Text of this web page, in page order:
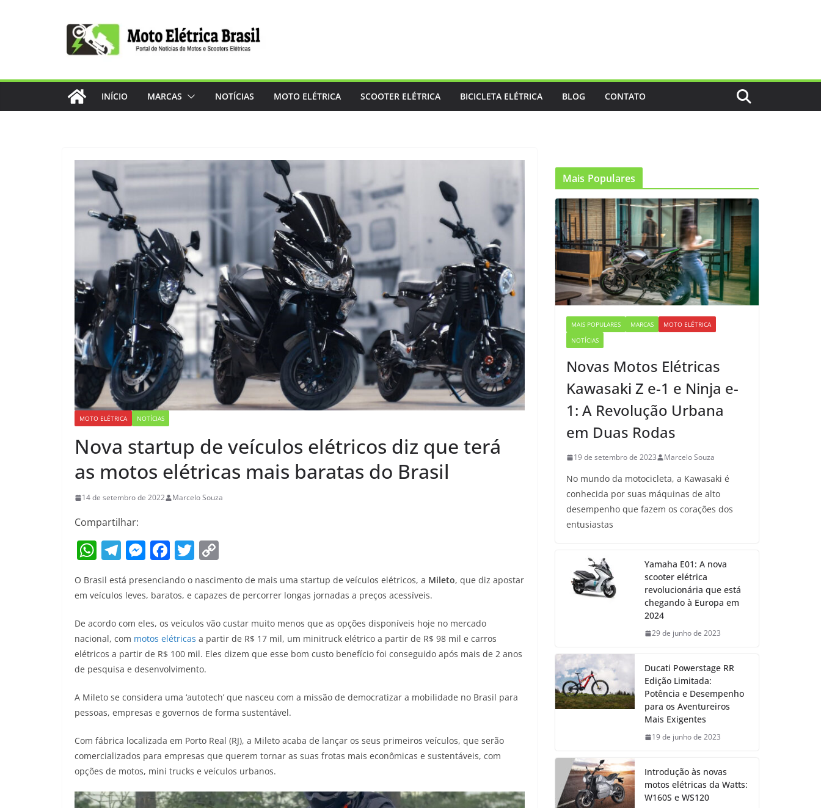
INÍCIO MARCAS NOTÍCIAS MOTO ELÉTRICA SCOOTER ELÉTRICA BICICLETA ELÉTRICA BLOG CONTATO
MOTO ELÉTRICA NOTÍCIAS
Nova startup de veículos elétricos diz que terá
as motos elétricas mais baratas do Brasil
14 de setembro de 2022 Marcelo Souza
Compartilhar:
W
h
at
A
p
p
T
el
e
a
m
M
ss
n
g
er
F
a
c
b
o
o
T
itt
er
p
Li
n
O Brasil está presenciando o nascimento de mais uma startup de veículos elétricos, a Mileto, que diz apostar
em veículos leves, baratos, e capazes de percorrer longas jornadas a preços acessíveis.
De acordo com eles, os veículos vão custar muito menos que as opções disponíveis hoje no mercado
nacional, com motos elétricas a partir de R$ 17 mil, um minitruck elétrico a partir de R$ 98 mil e carros
elétricos a partir de R$ 100 mil. Eles dizem que esse bom custo benefício foi conseguido após mais de 2 anos
de pesquisa e desenvolvimento.
A Mileto se considera uma ‘autotech’ que nasceu com a missão de democratizar a mobilidade no Brasil para
pessoas, empresas e governos de forma sustentável.
Com fábrica localizada em Porto Real (RJ), a Mileto acaba de lançar os seus primeiros veículos, que serão
comercializados para empresas que querem tornar as suas frotas mais econômicas e sustentáveis, com
opções de motos, mini trucks e veículos urbanos.
Mais Populares
MAIS POPULARES MARCAS
MOTO ELÉTRICA
NOTÍCIAS
Novas Motos Elétricas
Kawasaki Z e-1 e Ninja e-
1: A Revolução Urbana
em Duas Rodas
19 de setembro de 2023 Marcelo Souza
No mundo da motocicleta, a Kawasaki é
conhecida por suas máquinas de alto
desempenho que fazem os corações dos
entusiastas
Yamaha E01: A nova
scooter elétrica
revolucionária que está
chegando à Europa em
2024
29 de junho de 2023
Ducati Powerstage RR
Edição Limitada:
Potência e Desempenho
para os Aventureiros
Mais Exigentes
19 de junho de 2023
Introdução às novas
motos elétricas da Watts:
W160S e WS120